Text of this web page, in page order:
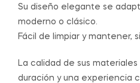
Su diseño elegante se
moderno o clásico.
Fácil de limpiar y mantener,
La calidad de sus
duración y una experiencia